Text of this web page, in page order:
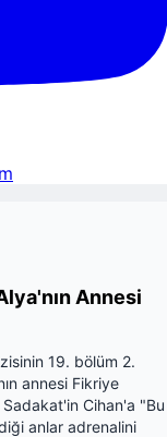
Annesi
19. bölüm 2.
annesi Fikriye
Sadakat'in Cihan'a "Bu
anlar adrenalini